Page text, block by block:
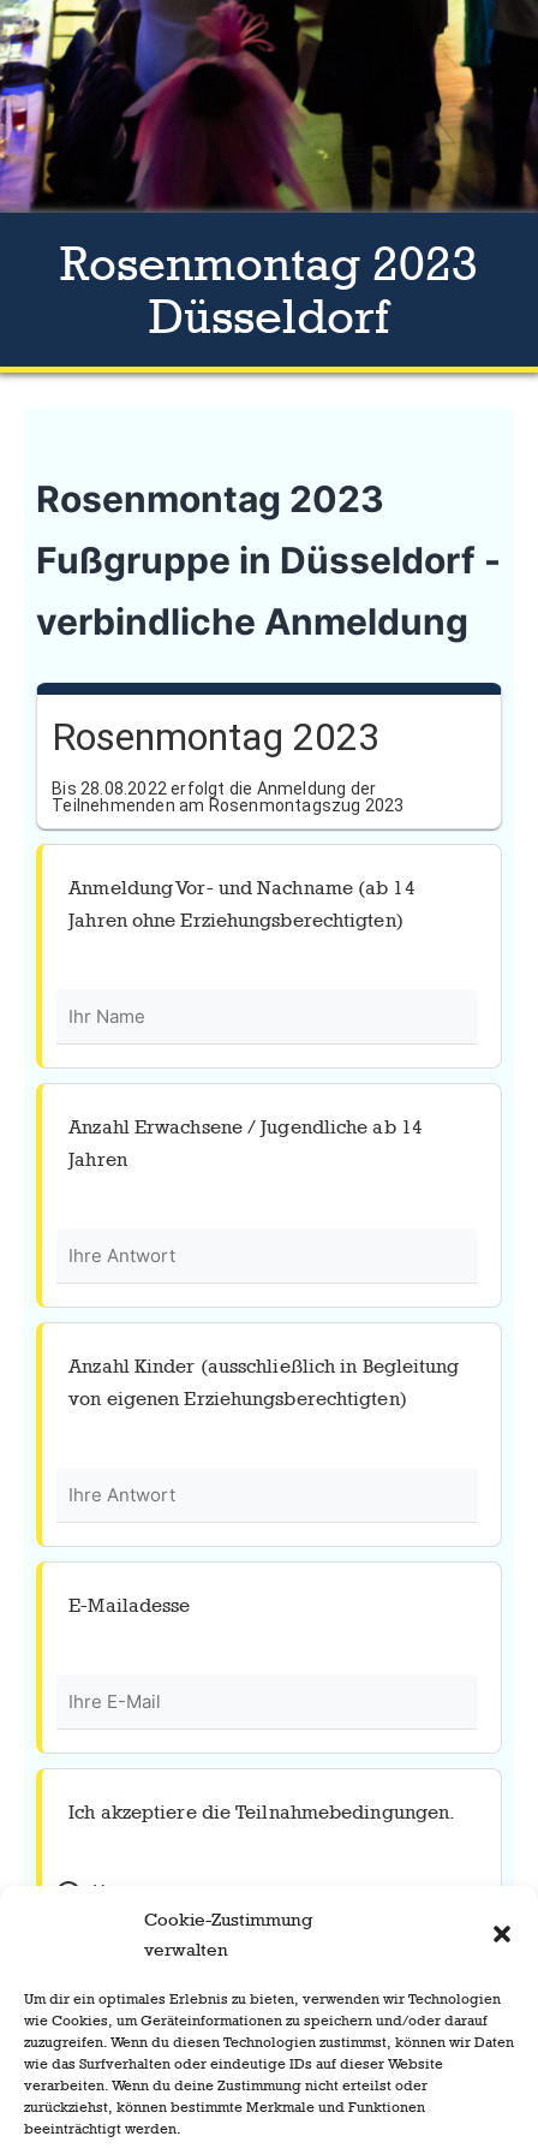
Cookie-Zustimmung
verwalten
Um dir ein optimales Erlebnis zu bieten, verwenden wir Technologien
wie Cookies, um Geräteinformationen zu speichern und/oder darauf
zuzugreifen. Wenn du diesen Technologien zustimmst, können wir Daten
wie das Surfverhalten oder eindeutige IDs auf dieser Website
verarbeiten. Wenn du deine Zustimmung nicht erteilst oder
zurückziehst, können bestimmte Merkmale und Funktionen
beeinträchtigt werden.
Rosenmontag 2023
Düsseldorf
Rosenmontag 2023
Fußgruppe in Düsseldorf -
verbindliche Anmeldung
Rosenmontag 2023
Bis 28.08.2022 erfolgt die Anmeldung der
Teilnehmenden am Rosenmontagszug 2023
Anmeldung Vor- und Nachname (ab 14
Jahren ohne Erziehungsberechtigten)
Anzahl Erwachsene / Jugendliche ab 14
Jahren
Anzahl Kinder (ausschließlich in Begleitung
von eigenen Erziehungsberechtigten)
E-Mailadesse
Ich akzeptiere die Teilnahmebedingungen.
Yes